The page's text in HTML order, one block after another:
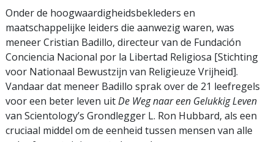
Onder de hoogwaardigheids­bekleders en
maatschappelijke leiders die aanwezig waren, was
meneer Cristian Badillo, directeur van de Fundación
Conciencia Nacional por la Libertad Religiosa [Stichting
voor Nationaal Bewustzijn van Religieuze Vrijheid].
Vandaar dat meneer Badillo sprak over de 21 leefregels
voor een beter leven uitDe Weg naar een Gelukkig Leven
van Scientology’s Grondlegger L. Ron Hubbard, als een
cruciaal middel om de eenheid tussen mensen van alle